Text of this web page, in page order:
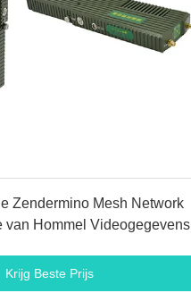
Zendermino Mesh Network
van Hommel Videogegevens
Krijg Beste Prijs